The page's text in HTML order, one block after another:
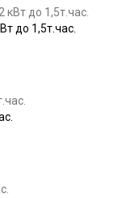
до 1,5т.час.